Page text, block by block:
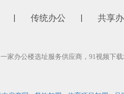
传统办公 共享
办公楼选址服务供应商，91视频